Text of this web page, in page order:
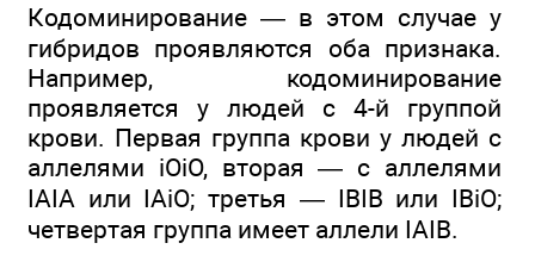
Кодоминирование — в этом случае у
гибридов проявляются оба признака.
Например, кодоминирование
проявляется у людей с 4-й группой
крови. Первая группа крови у людей с
аллелями iOiO, вторая — с аллелями
IАIА или IAiO; третья — IBIB или IBiO;
четвертая группа имеет аллели IАIВ.